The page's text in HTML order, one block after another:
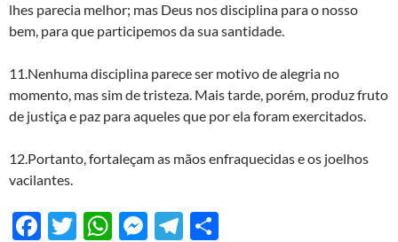
lhes parecia melhor; mas Deus nos disciplina para o nosso
bem, para que participemos da sua santidade.
11.Nenhuma disciplina parece ser motivo de alegria no
momento, mas sim de tristeza. Mais tarde, porém, produz fruto
de justiça e paz para aqueles que por ela foram exercitados.
12.Portanto, fortaleçam as mãos enfraquecidas e os joelhos
vacilantes.
F
T
W M T